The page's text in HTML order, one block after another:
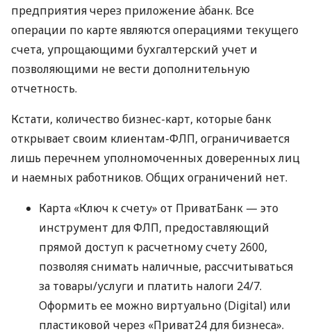
предприятия через приложение àбанк. Все
операции по карте являются операциями текущего
счета, упрощающими бухгалтерский учет и
позволяющими не вести дополнительную
отчетность.
Кстати, количество бизнес-карт, которые банк
открывает своим клиентам-ФЛП, ограничивается
лишь перечнем уполномоченных доверенных лиц
и наемных работников. Общих ограничений нет.
Карта «Ключ к счету» от ПриватБанк — это
инструмент для ФЛП, предоставляющий
прямой доступ к расчетному счету 2600,
позволяя снимать наличные, рассчитываться
за товары/услуги и платить налоги 24/7.
Оформить ее можно виртуально (Digital) или
пластиковой через «Приват24 для бизнеса».